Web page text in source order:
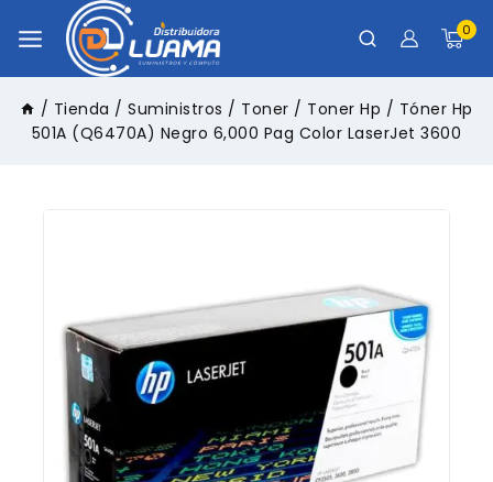
0
/ Tienda / Suministros / Toner / Toner Hp / Tóner Hp
501A (Q6470A) Negro 6,000 Pag Color LaserJet 3600